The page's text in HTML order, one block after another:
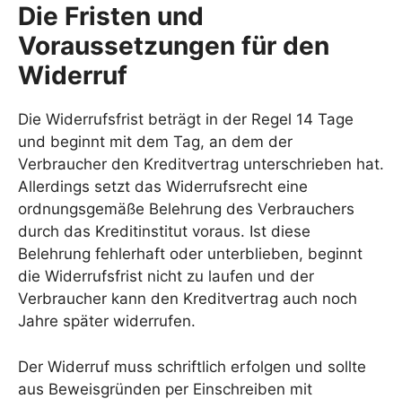
Die Fristen und
Voraussetzungen für den
Widerruf
Die Widerrufsfrist beträgt in der Regel 14 Tage
und beginnt mit dem Tag, an dem der
Verbraucher den Kreditvertrag unterschrieben hat.
Allerdings setzt das Widerrufsrecht eine
ordnungsgemäße Belehrung des Verbrauchers
durch das Kreditinstitut voraus. Ist diese
Belehrung fehlerhaft oder unterblieben, beginnt
die Widerrufsfrist nicht zu laufen und der
Verbraucher kann den Kreditvertrag auch noch
Jahre später widerrufen.
Der Widerruf muss schriftlich erfolgen und sollte
aus Beweisgründen per Einschreiben mit